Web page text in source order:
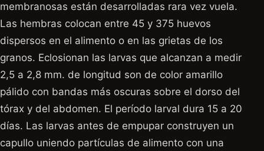
membranosas están desarrolladas rara vez vuela.
Las hembras colocan entre 45 y 375 huevos
dispersos en el alimento o en las grietas de los
granos. Eclosionan las larvas que alcanzan a medir
2,5 a 2,8 mm. de longitud son de color amarillo
pálido con bandas más oscuras sobre el dorso del
tórax y del abdomen. El período larval dura 15 a 20
días. Las larvas antes de empupar construyen un
capullo uniendo partículas de alimento con una